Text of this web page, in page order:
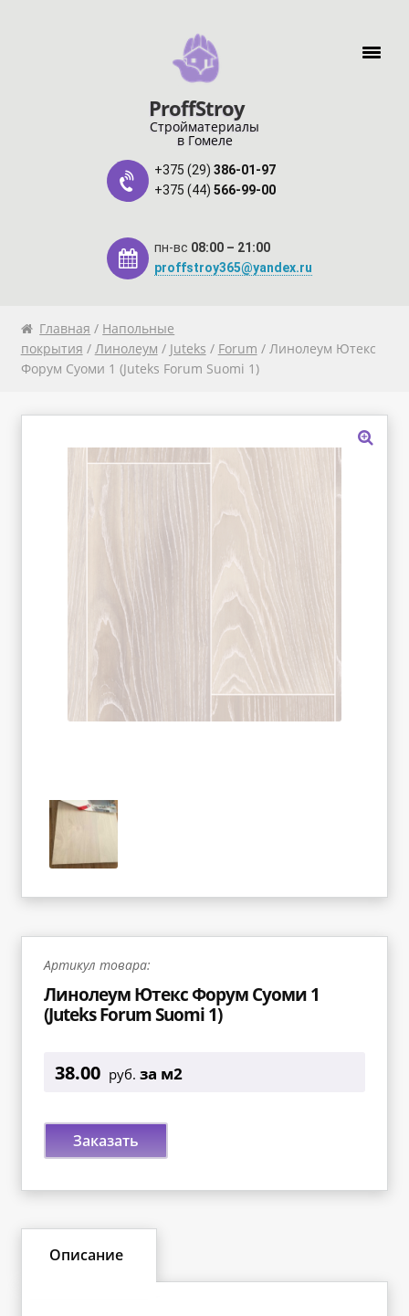
Перейти к содержимому
ProffStroy
Стройматериалы
в Гомеле
+375 (29) 386-01-97
+375 (44) 566-99-00
пн-вс 08:00 – 21:00
proffstroy365@yandex.ru
Главная
«SMART Карта»
«Карта Халва»
Доставка
Каталог
Контакты
Рассрочка
Главная / Напольные
покрытия / Линолеум / Juteks / Forum / Линолеум Ютекс
Форум Суоми 1 (Juteks Forum Suomi 1)
Артикул товара:
Линолеум Ютекс Форум Суоми 1
(Juteks Forum Suomi 1)
38.00 руб. за м2
Заказать
Описание